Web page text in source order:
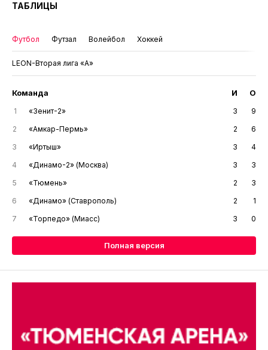
ТАБЛИЦЫ
Футбол Футзал Волейбол Хоккей
LEON-Вторая лига «А»
Команда И О
1 «Зенит-2» 3
9
2
«Амкар-Пермь» 2
6
3
«Иртыш» 3
4
4
«Динамо-2» (Москва) 3
3
5
«Тюмень» 2
3
6
«Динамо» (Ставрополь) 2
1
7
«Торпедо» (Миасс) 3 0
Полная версия